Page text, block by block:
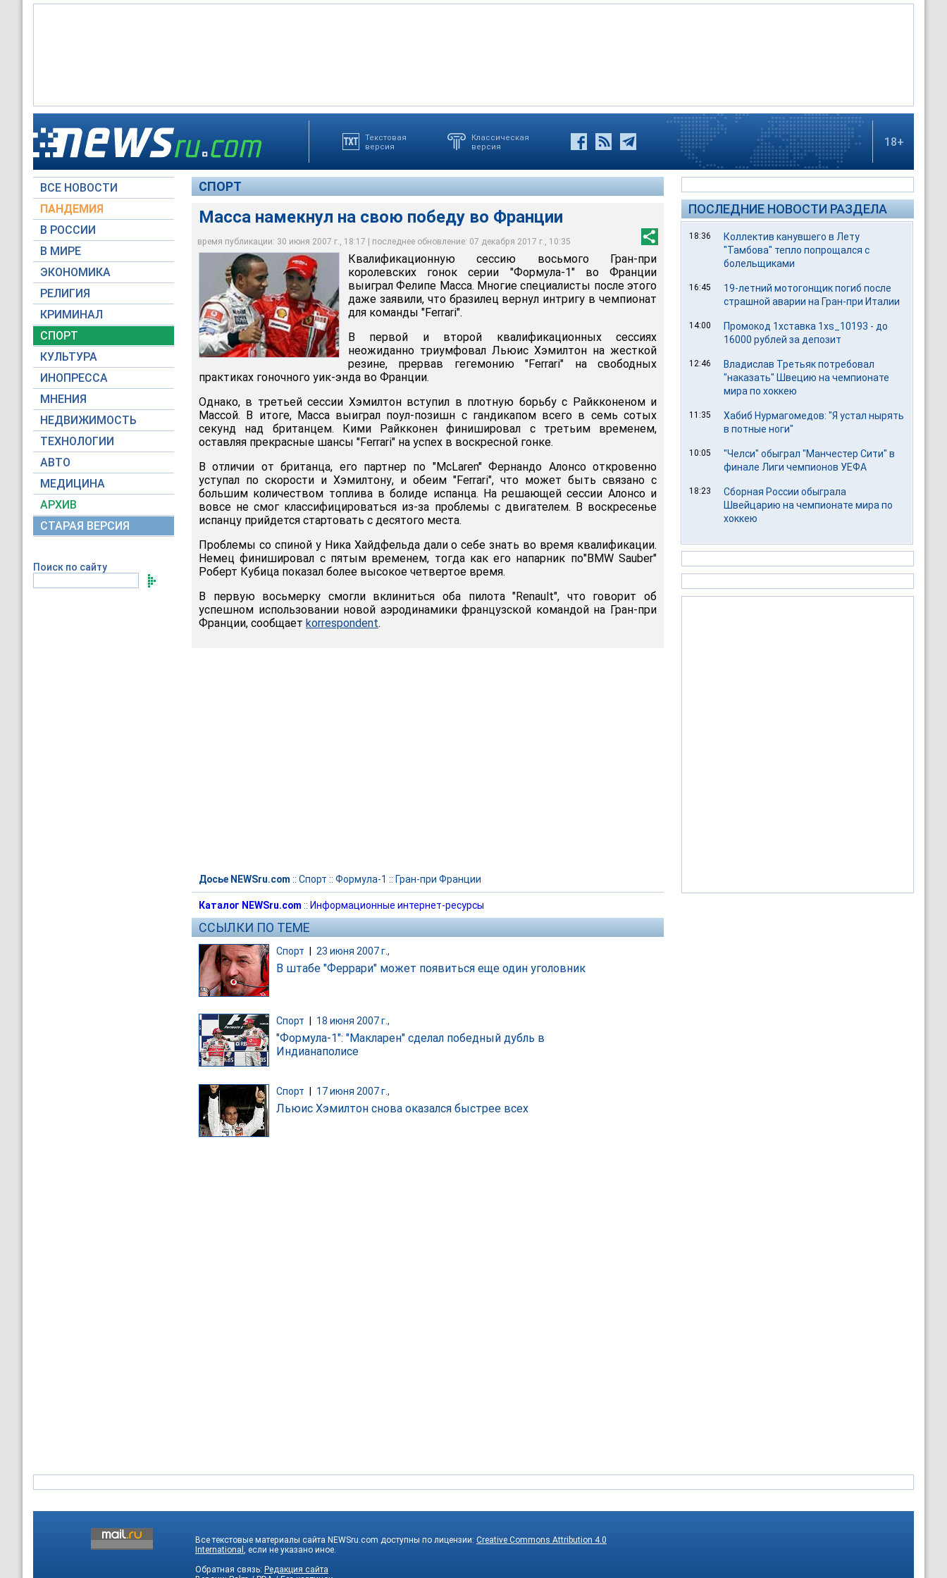
Текстовая
версия
Классическая
версия
18+
ВСЕ НОВОСТИ
ПАНДЕМИЯ
В РОССИИ
В МИРЕ
ЭКОНОМИКА
РЕЛИГИЯ
КРИМИНАЛ
СПОРТ
КУЛЬТУРА
ИНОПРЕССА
МНЕНИЯ
НЕДВИЖИМОСТЬ
ТЕХНОЛОГИИ
АВТО
МЕДИЦИНА
АРХИВ
СТАРАЯ ВЕРСИЯ
Поиск по сайту
СПОРТ
Масса намекнул на свою победу во Франции
время публикации: 30 июня 2007 г., 18:17 | последнее обновление: 07 декабря 2017 г., 10:35
Масса намекнул на свою победу во Франции
Reuters
Квалификационную сессию восьмого Гран-при
королевских гонок серии "Формула-1" во Франции
выиграл Фелипе Масса. Многие специалисты после этого
даже заявили, что бразилец вернул интригу в чемпионат
для команды "Ferrari".
В первой и второй квалификационных сессиях
неожиданно триумфовал Льюис Хэмилтон на жесткой
резине, прервав гегемонию "Ferrari" на свободных
практиках гоночного уик-энда во Франции.
Однако, в третьей сессии Хэмилтон вступил в плотную борьбу с Райкконеном и
Массой. В итоге, Масса выиграл поул-позишн с гандикапом всего в семь сотых
секунд над британцем. Кими Райкконен финишировал с третьим временем,
оставляя прекрасные шансы "Ferrari" на успех в воскресной гонке.
В отличии от британца, его партнер по "McLaren" Фернандо Алонсо откровенно
уступал по скорости и Хэмилтону, и обеим "Ferrari", что может быть связано с
большим количеством топлива в болиде испанца. На решающей сессии Алонсо и
вовсе не смог классифицироваться из-за проблемы с двигателем. В воскресенье
испанцу прийдется стартовать с десятого места.
Проблемы со спиной у Ника Хайдфельда дали о себе знать во время квалификации.
Немец финишировал с пятым временем, тогда как его напарник по"BMW Sauber"
Роберт Кубица показал более высокое четвертое время.
В первую восьмерку смогли вклиниться оба пилота "Renault", что говорит об
успешном использовании новой аэродинамики французской командой на Гран-при
Франции, сообщает korrespondent.
Досье NEWSru.com :: Спорт :: Формула-1 :: Гран-при Франции
Каталог NEWSru.com :: Информационные интернет-ресурсы
ССЫЛКИ ПО ТЕМЕ
Спорт 23 июня 2007 г.,
В штабе "Феррари" может появиться еще один уголовник
Спорт 18 июня 2007 г.,
"Формула-1": "Макларен" сделал победный дубль в
Индианаполисе
Спорт 17 июня 2007 г.,
Льюис Хэмилтон снова оказался быстрее всех
ПОСЛЕДНИЕ НОВОСТИ РАЗДЕЛА
18:36
Коллектив канувшего в Лету
"Тамбова" тепло попрощался с
болельщиками
16:45
19-летний мотогонщик погиб после
страшной аварии на Гран-при Италии
14:00
Промокод 1хставка 1xs_10193 - до
16000 рублей за депозит
12:46
Владислав Третьяк потребовал
"наказать" Швецию на чемпионате
мира по хоккею
11:35
Хабиб Нурмагомедов: "Я устал нырять
в потные ноги"
10:05
"Челси" обыграл "Манчестер Сити" в
финале Лиги чемпионов УЕФА
18:23
Сборная России обыграла
Швейцарию на чемпионате мира по
хоккею
Все текстовые материалы сайта NEWSru.com доступны по лицензии: Creative Commons Attribution 4.0
International , если не указано иное.
Обратная связь: Редакция сайта